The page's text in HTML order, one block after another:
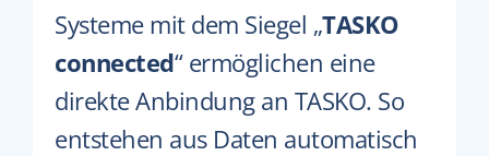
Systeme mit dem Siegel „TASKO
connected“ ermöglichen eine
direkte Anbindung an TASKO. So
entstehen aus Daten automatisch